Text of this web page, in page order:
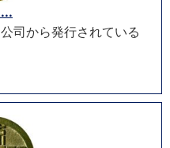
司から発行されている